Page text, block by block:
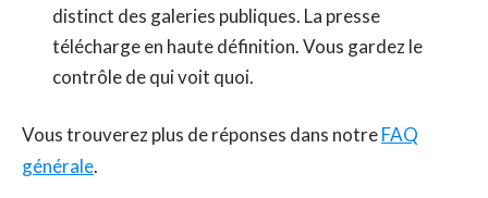
distinct des galeries publiques. La presse
télécharge en haute définition. Vous gardez le
contrôle de qui voit quoi.
Vous trouverez plus de réponses dans notreFAQ
générale.